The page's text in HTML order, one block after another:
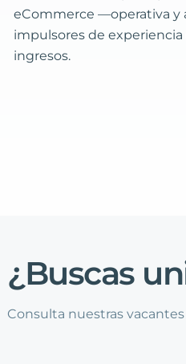
eCommerce —operativa
impulsores de
ingresos.
¿Buscas
Consulta nuestras